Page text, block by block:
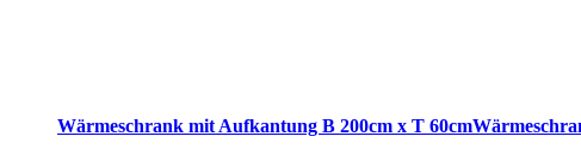
Wärmeschrank mit Aufkantung B 200cm x T 60cm